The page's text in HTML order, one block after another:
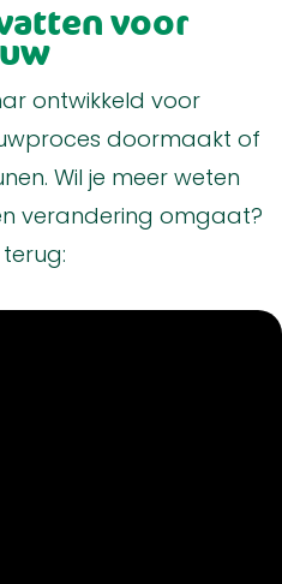
voor
ontwikkeld voor
doormaakt of
Wil je meer weten
verandering omgaat?